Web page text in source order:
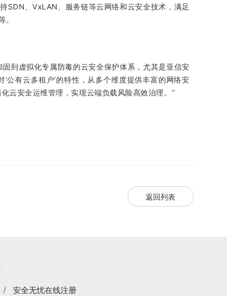
SDN、VxLAN、服务链等云网络和云安全技术，满足
到虚拟化专属防毒的云安全保护体系，尤其是亚信安
有云多租户’的特性，从多个维度提供丰富的网络安
云安全运维管理，实现云端负载风险高效治理。”
返回列表
/ 安全无忧在线注册